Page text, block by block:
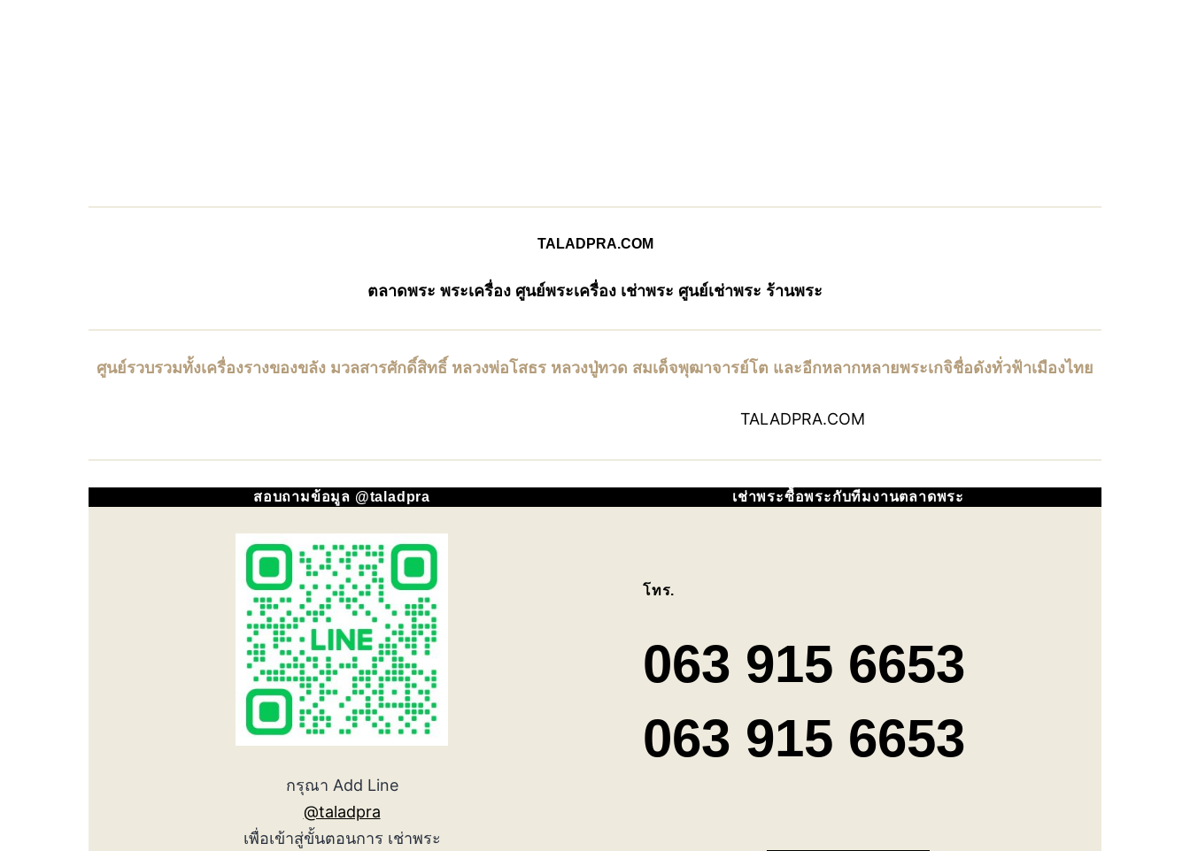
TALADPRA.COM
ตลาดพระ พระเครื่อง ศูนย์พระเครื่อง เช่าพระ ศูนย์เช่าพระ ร้านพระ
ศูนย์รวบรวมทั้งเครื่องรางของขลัง มวลสารศักดิ์สิทธิ์ หลวงพ่อโสธร หลวงปู่ทวด สมเด็จพุฒาจารย์โต และอีกหลากหลายพระเกจิชื่อดังทั่วฟ้าเมืองไทย
TALADPRA.COM
สอบถามข้อมูล @taladpra
กรุณา Add Line
@taladpra
เพื่อเข้าสู่ขั้นตอนการ เช่าพระ
เช่าพระซื้อพระกับทีมงานตลาดพระ
โทร.
063 915 6653
063 915 6653